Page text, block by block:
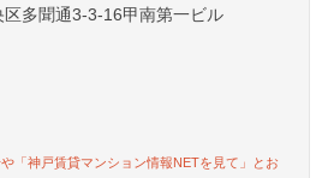
多聞通3-3-16甲南第一ビル
「神戸賃貸マンション情報NETを見て」とお